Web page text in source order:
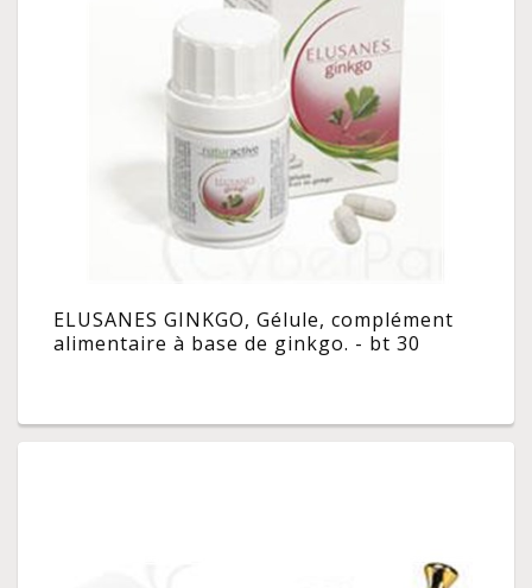
ELUSANES GINKGO, Gélule, complément
alimentaire à base de ginkgo. - bt 30